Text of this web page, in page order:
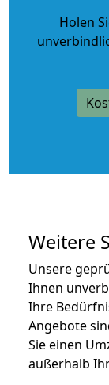
Holen
Weitere
Unsere
Ihnen
Ihre
Angebote
Sie einen
außerhalb